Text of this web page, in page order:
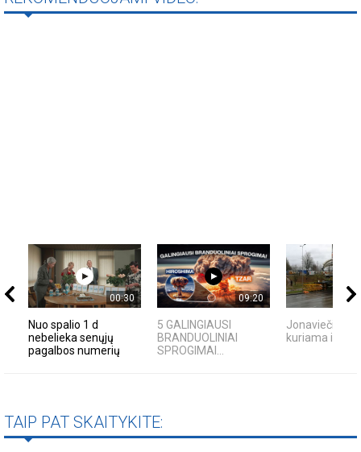
00:30
Nuo spalio 1 d
nebelieka senųjų
pagalbos numerių
09:20
5 GALINGIAUSI
BRANDUOLINIAI
SPROGIMAI...
Jonaviečių
kuriama
TAIP PAT SKAITYKITE: